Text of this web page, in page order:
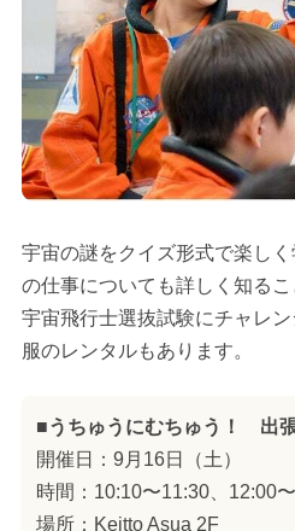
宇宙の謎をクイズ形式で楽し
の仕事についても詳しく知る
宇宙飛行士選抜試験にチャレ
服のレンタルもあります。
■うちゅうにむちゅう！ 出
開催日：9月16日（土）
時間：10:10〜11:30、12:00
場所：Keitto Asua 2F